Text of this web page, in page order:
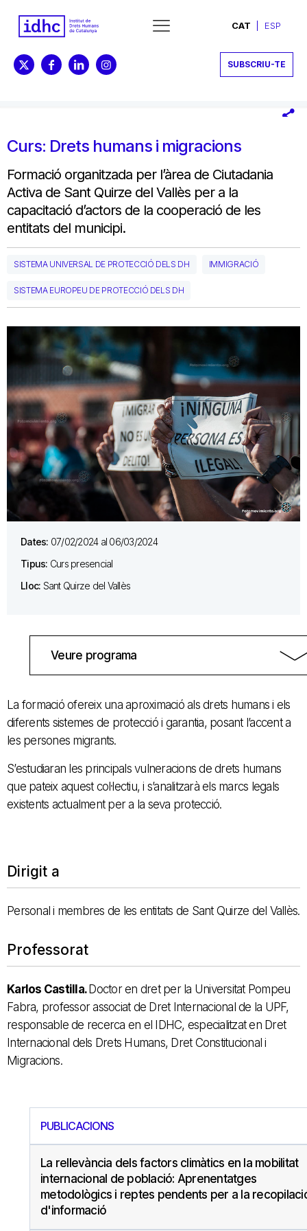
CAT ESP
SUBSCRIU-TE
Curs: Drets humans i migracions
Formació organitzada per l’àrea de Ciutadania
Activa de Sant Quirze del Vallès per a la
capacitació d’actors de la cooperació de les
entitats del municipi.
SISTEMA UNIVERSAL DE PROTECCIÓ DELS DH IMMIGRACIÓ
SISTEMA EUROPEU DE PROTECCIÓ DELS DH
Dates: 07/02/2024 al 06/03/2024
Tipus: Curs presencial
Lloc: Sant Quirze del Vallès
Veure programa
La formació ofereix una aproximació als drets humans i els
diferents sistemes de protecció i garantia, posant l’accent a
les persones migrants.
S’estudiaran les principals vulneracions de drets humans
que pateix aquest col·lectiu, i s’analitzarà els marcs legals
existents actualment per a la seva protecció.
Dirigit a
Personal i membres de les entitats de Sant Quirze del Vallès.
Professorat
Karlos Castilla.Doctor en dret per la Universitat Pompeu
Fabra, professor associat de Dret Internacional de la UPF,
responsable de recerca en el IDHC, especialitzat en Dret
Internacional dels Drets Humans, Dret Constitucional i
Migracions.
PUBLICACIONS
La rellevància dels factors climàtics en la mobilitat
internacional de població: Aprenentatges
metodològics i reptes pendents per a la
d'informació